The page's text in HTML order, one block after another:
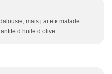
mais j ai ete malade
d huile d olive